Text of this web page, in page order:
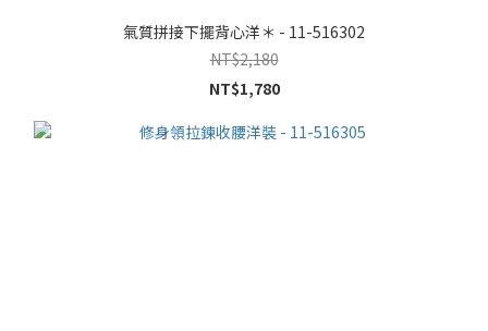
氣質拼接下擺背心洋＊ - 11-516302
NT$2,180
NT$1,780